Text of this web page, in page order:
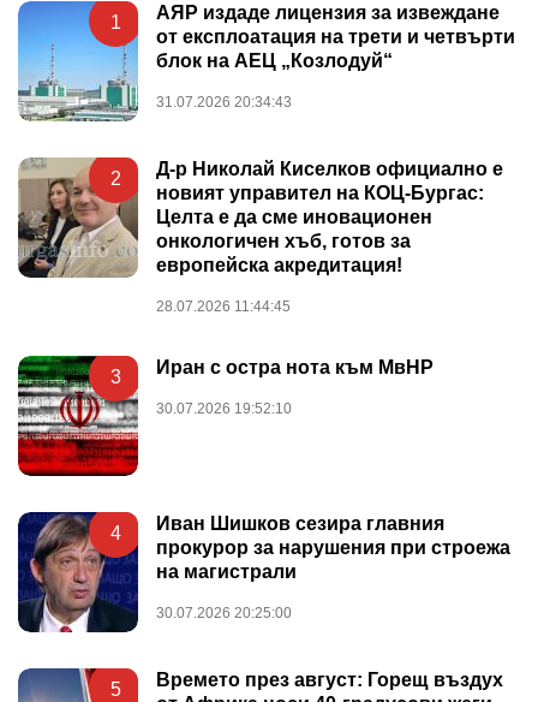
1
АЯР издаде лицензия за извеждане
от експлоатация на трети и четвърти
блок на АЕЦ „Козлодуй“
31.07.2026 20:34:43
2
Д-р Николай Киселков официално е
новият управител на КОЦ-Бургас:
Целта е да сме иновационен
онкологичен хъб, готов за
европейска акредитация!
28.07.2026 11:44:45
3 Иран с остра нота към МвНР
30.07.2026 19:52:10
4
Иван Шишков сезира главния
прокурор за нарушения при строежа
на магистрали
30.07.2026 20:25:00
5
Времето през август: Горещ въздух